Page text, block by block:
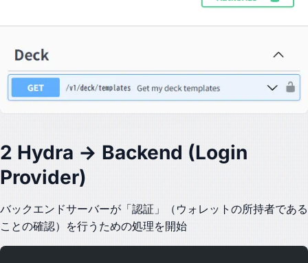
2 Hydra → Backend (Login
Provider)
バックエンドサーバーが「認証」（ウォレットの所持者である
ことの確認）を行うための処理を開始